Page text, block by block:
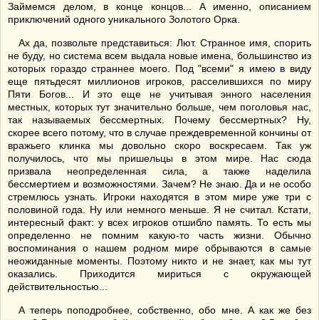
Займемся делом, в конце концов... А именно, описанием
приключений одного уникального Золотого Орка.
Ах да, позвольте представиться: Лют. Странное имя, спорить
не буду, но система всем выдала новые имена, большинство из
которых гораздо страннее моего. Под "всеми" я имею в виду
еще пятьдесят миллионов игроков, расселившихся по миру
Пяти Богов... И это еще не учитывая энного населения
местных, которых тут значительно больше, чем поголовья нас,
так называемых бессмертных. Почему бессмертных? Ну,
скорее всего потому, что в случае преждевременной кончины от
вражьего клинка мы довольно скоро воскресаем. Так уж
получилось, что мы пришельцы в этом мире. Нас сюда
призвала неопределенная сила, а также наделила
бессмертием и возможностями. Зачем? Не знаю. Да и не особо
стремлюсь узнать. Игроки находятся в этом мире уже три с
половиной года. Ну или немного меньше. Я не считал. Кстати,
интересный факт: у всех игроков отшибло память. То есть мы
определенно не помним какую-то часть жизни. Обычно
воспоминания о нашем родном мире обрываются в самые
неожиданные моменты. Поэтому никто и не знает, как мы тут
оказались. Приходится мириться с окружающей
действительностью...
А теперь поподробнее, собственно, обо мне. А как же без